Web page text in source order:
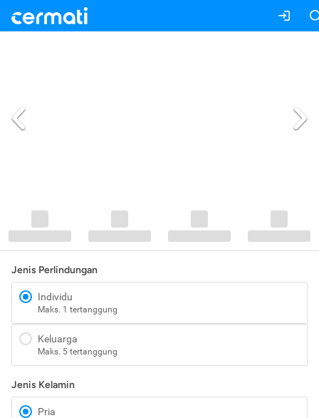
Jenis Perlindungan
Individu
Maks. 1 tertanggung
Keluarga
Maks. 5 tertanggung
Jenis Kelamin
Pria